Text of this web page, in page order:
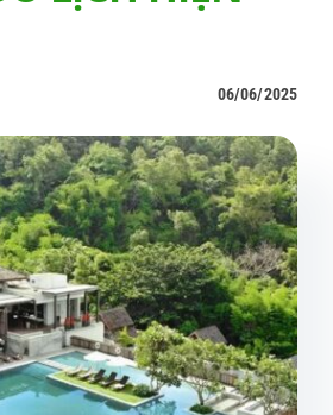
Bản tin UPC
Dự án
Sản phẩm
Liên hệ
06/06/2025